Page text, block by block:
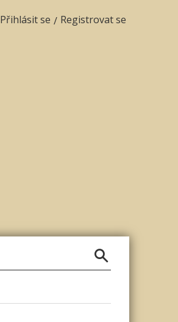
Přihlásit se / Registrovat se